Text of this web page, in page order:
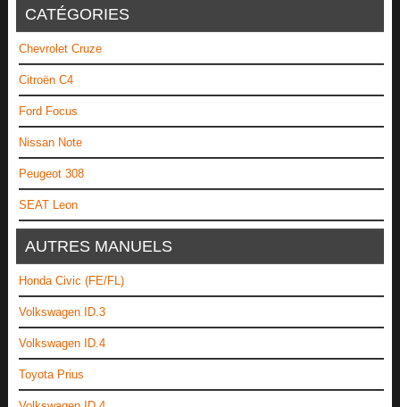
CATÉGORIES
Chevrolet Cruze
Citroën C4
Ford Focus
Nissan Note
Peugeot 308
SEAT Leon
AUTRES MANUELS
Honda Civic (FE/FL)
Volkswagen ID.3
Volkswagen ID.4
Toyota Prius